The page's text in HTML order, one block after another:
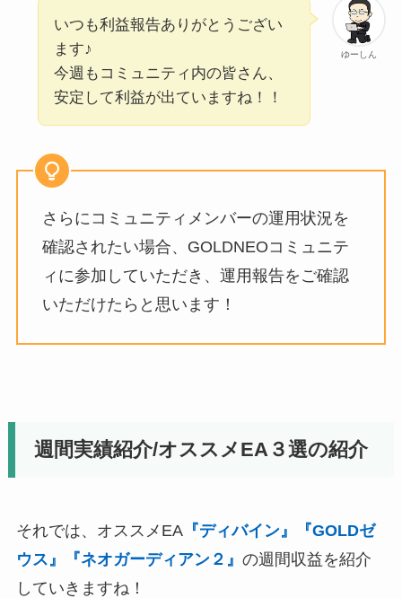
ゆーしん
いつも利益報告ありがとうござい
ます♪
今週もコミュニティ内の皆さん、
安定して利益が出ていますね！！
さらにコミュニティメンバーの運用状況を
確認されたい場合、GOLDNEOコミュニテ
ィに参加していただき、運用報告をご確認
いただけたらと思います！
週間実績紹介/オススメEA３選の紹介
それでは、オススメEA『ディバイン』『GOLDゼ
ウス』『ネオガーディアン２』 の週間収益を紹介
していきますね！